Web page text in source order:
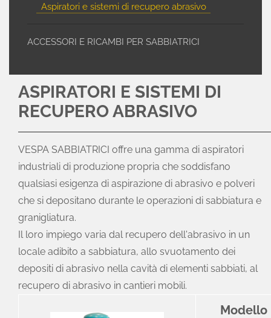
Aspiratori e sistemi di recupero abrasivo
ACCESSORI E RICAMBI PER SABBIATRICI
ASPIRATORI E SISTEMI DI
RECUPERO ABRASIVO
VESPA SABBIATRICI offre una gamma di aspiratori
industriali di produzione propria che soddisfano
qualsiasi esigenza di aspirazione di abrasivo e polveri
che si depositano durante le operazioni di sabbiatura e
granigliatura.
Il loro impiego varia dal recupero dell'abrasivo in un
locale adibito a sabbiatura, allo svuotamento dei
depositi di abrasivo nella cavità di elementi sabbiati, al
recupero di abrasivo in cantieri mobili.
Modello